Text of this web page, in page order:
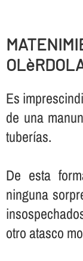
Es
de una
tuberí­as.
De esta
ninguna
otro atasco